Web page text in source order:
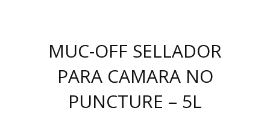
MUC-OFF SELLADOR
PARA CAMARA NO
PUNCTURE – 5L